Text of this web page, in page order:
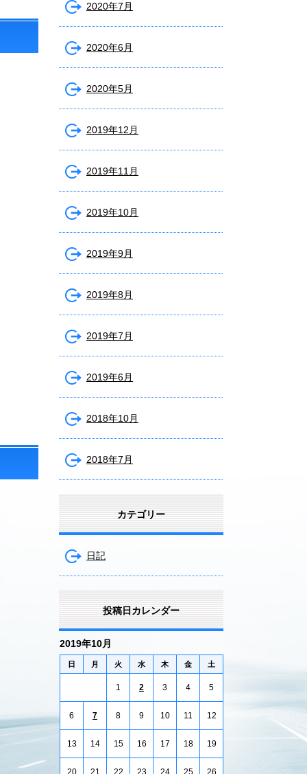
2020年7月
2020年6月
2020年5月
2019年12月
2019年11月
2019年10月
2019年9月
2019年8月
2019年7月
2019年6月
2018年10月
2018年7月
カテゴリー
日記
投稿日カレンダー
2019年10月
日 月 火 水 木 金 土
1 2 3 4 5
6 7 8 9 10 11 12
13 14 15 16 17 18 19
20 21 22 23 24 25 26